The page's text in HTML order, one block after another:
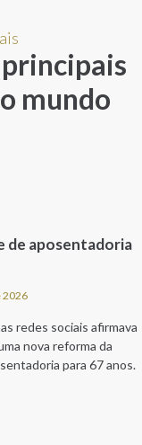
mundo
de aposentadoria
2026
redes sociais afirmava
nova reforma da
para 67 anos.